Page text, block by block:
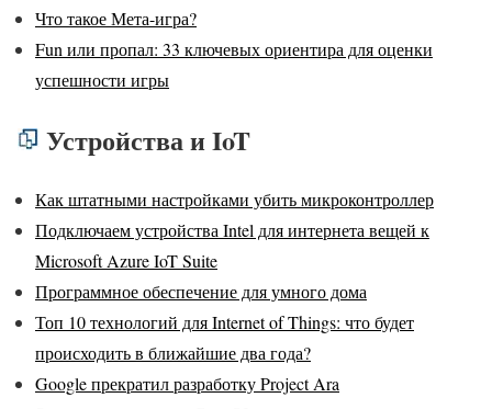
Что такое Мета-игра?
Fun или пропал: 33 ключевых ориентира для оценки
успешности игры
Устройства и IoT
Как штатными настройками убить микроконтроллер
Подключаем устройства Intel для интернета вещей к
Microsoft Azure IoT Suite
Программное обеспечение для умного дома
Топ 10 технологий для Internet of Things: что будет
происходить в ближайшие два года?
Google прекратил разработку Project Ara